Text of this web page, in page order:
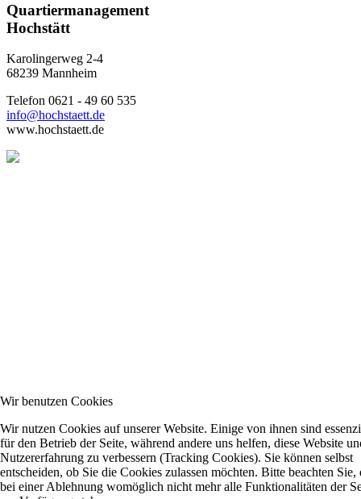
Quartiermanagement
Hochstätt
Karolingerweg 2-4
68239 Mannheim
Telefon 0621 - 49 60 535
info@hochstaett.de
www.hochstaett.de
Wir benutzen Cookies
Wir nutzen Cookies auf unserer Website. Einige von ihnen sind
für den Betrieb der Seite, während andere uns helfen, diese Website
Nutzererfahrung zu verbessern (Tracking Cookies). Sie können selbst
entscheiden, ob Sie die Cookies zulassen möchten. Bitte beachten Sie,
bei einer Ablehnung womöglich nicht mehr alle Funktionalitäten der